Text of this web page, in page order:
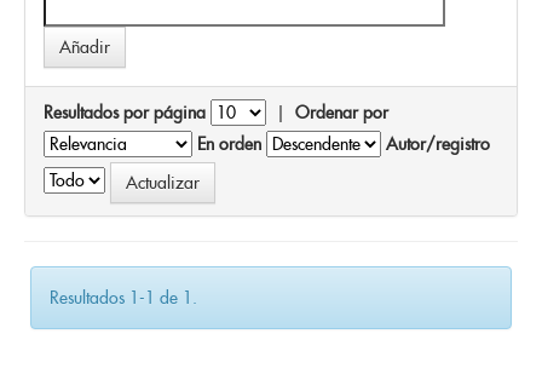
Resultados por página | Ordenar por
En orden
Autor/registro
Resultados 1-1 de 1.